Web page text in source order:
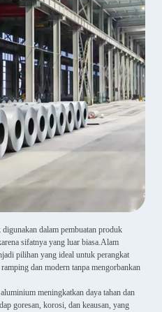
dalam pembuatan produk
sifatnya yang luar biasa.Alam
pilihan yang ideal untuk perangkat
dan modern tanpa mengorbankan
meningkatkan daya tahan dan
goresan, korosi, dan keausan, yang